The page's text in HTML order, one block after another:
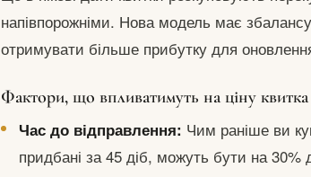
напівпорожніми. Нова модель має
отримувати більше прибутку для
Фактори, що впливатимуть на ціну квитка
Час до відправлення: Чим раніше ви
придбані за 45 діб, можуть бути на 30%